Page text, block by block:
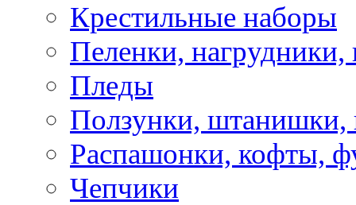
Крестильные наборы
Пеленки, нагрудники,
Пледы
Ползунки, штанишки,
Распашонки, кофты,
Чепчики